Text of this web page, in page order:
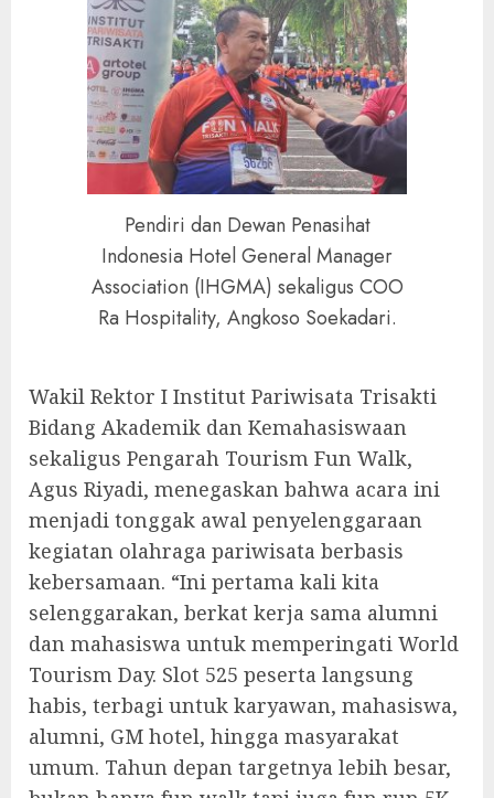
Pendiri dan Dewan Penasihat
Indonesia Hotel General Manager
Association (IHGMA) sekaligus COO
Ra Hospitality, Angkoso Soekadari.
Wakil Rektor I Institut Pariwisata Trisakti
Bidang Akademik dan Kemahasiswaan
sekaligus Pengarah Tourism Fun Walk,
Agus Riyadi, menegaskan bahwa acara ini
menjadi tonggak awal penyelenggaraan
kegiatan olahraga pariwisata berbasis
kebersamaan. “Ini pertama kali kita
selenggarakan, berkat kerja sama alumni
dan mahasiswa untuk memperingati World
Tourism Day. Slot 525 peserta langsung
habis, terbagi untuk karyawan, mahasiswa,
alumni, GM hotel, hingga masyarakat
umum. Tahun depan targetnya lebih besar,